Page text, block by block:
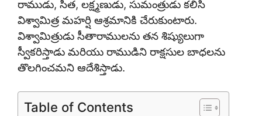
రాముడు, సీత, లక్ష్మణుడు, సుమంత్రుడు కలిసి
విశ్వామిత్ర మహర్షి ఆశ్రమానికి చేరుకుంటారు.
విశ్వామిత్రుడు సీతారాములను తన శిష్యులుగా
స్వీకరిస్తాడు మరియు రాముడిని రాక్షసుల బాధలను
తొలగించమని ఆదేశిస్తాడు.
Table of Contents